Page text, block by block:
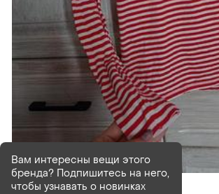
В наличии 1 шт
Вам интересны вещи этого
бренда? Подпишитесь на него,
чтобы узнавать о новинках